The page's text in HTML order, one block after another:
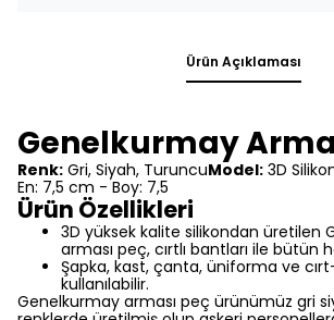
Ürün Açıklaması
Genelkurmay
Renk: Gri, Siyah, TuruncuModel: 3D
En: 7,5 cm - Boy: 7,5
Ürün Özellikleri
3D yüksek kalite silikondan üretilen
arması peç, cırtlı bantları ile bütün
Şapka, kast, çanta, üniforma ve
kullanılabilir.
Genelkurmay arması peç ürünümüz gri